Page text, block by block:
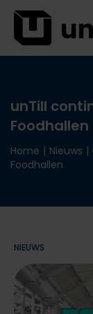
unTill
Foodhallen
Home | Nieuws |
Foodhallen
NIEUWS